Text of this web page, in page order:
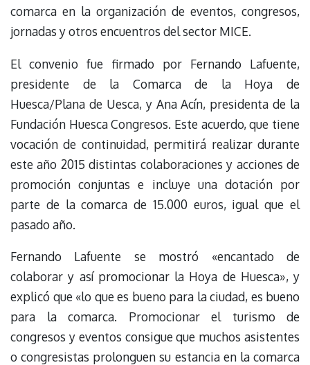
comarca en la organización de eventos, congresos,
jornadas y otros encuentros del sector MICE.
El convenio fue firmado por Fernando Lafuente,
presidente de la Comarca de la Hoya de
Huesca/Plana de Uesca, y Ana Acín, presidenta de la
Fundación Huesca Congresos. Este acuerdo, que tiene
vocación de continuidad, permitirá realizar durante
este año 2015 distintas colaboraciones y acciones de
promoción conjuntas e incluye una dotación por
parte de la comarca de 15.000 euros, igual que el
pasado año.
Fernando Lafuente se mostró «encantado de
colaborar y así promocionar la Hoya de Huesca», y
explicó que «lo que es bueno para la ciudad, es bueno
para la comarca. Promocionar el turismo de
congresos y eventos consigue que muchos asistentes
o congresistas prolonguen su estancia en la comarca